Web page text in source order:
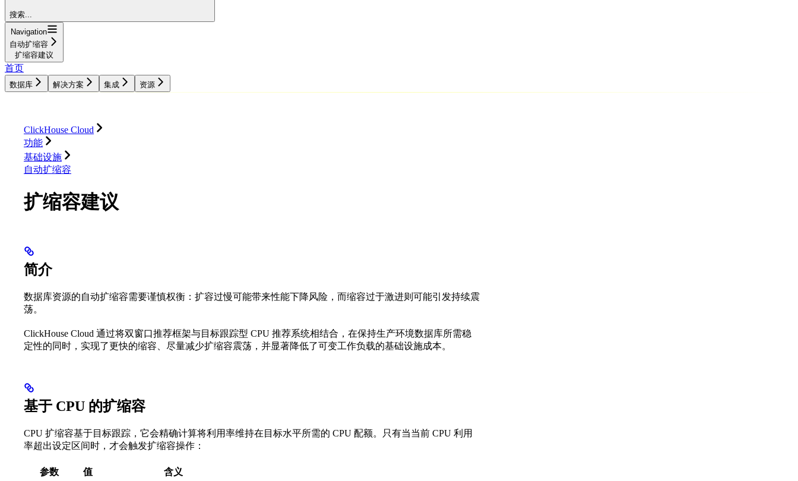
搜索...
Navigation
自动扩缩容
扩缩容建议
首页
数据库 解决方案 集成 资源
ClickHouse Cloud
功能
基础设施
自动扩缩容
扩缩容建议
简介
数据库资源的自动扩缩容需要谨慎权衡：扩容过慢可能带来性能下降风险，而缩容过于激进则可能引发持续震
荡。
ClickHouse Cloud 通过将双窗口推荐框架与目标跟踪型 CPU 推荐系统相结合，在保持生产环境数据库所需稳
定性的同时，实现了更快的缩容、尽量减少扩缩容震荡，并显著降低了可变工作负载的基础设施成本。
基于 CPU 的扩缩容
CPU 扩缩容基于目标跟踪，它会精确计算将利用率维持在目标水平所需的 CPU 配额。只有当当前 CPU 利用
率超出设定区间时，才会触发扩缩容操作：
参数 值
含义